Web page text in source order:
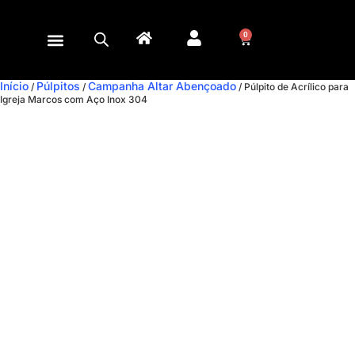
0
Início / Púlpitos / Campanha Altar Abençoado / Púlpito de Acrílico para
Igreja Marcos com Aço Inox 304